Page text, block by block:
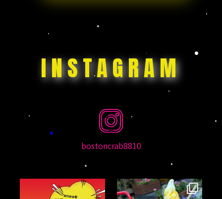
INSTAGRAM
bostoncrab8810
bostoncrab8810 bostoncrab8810